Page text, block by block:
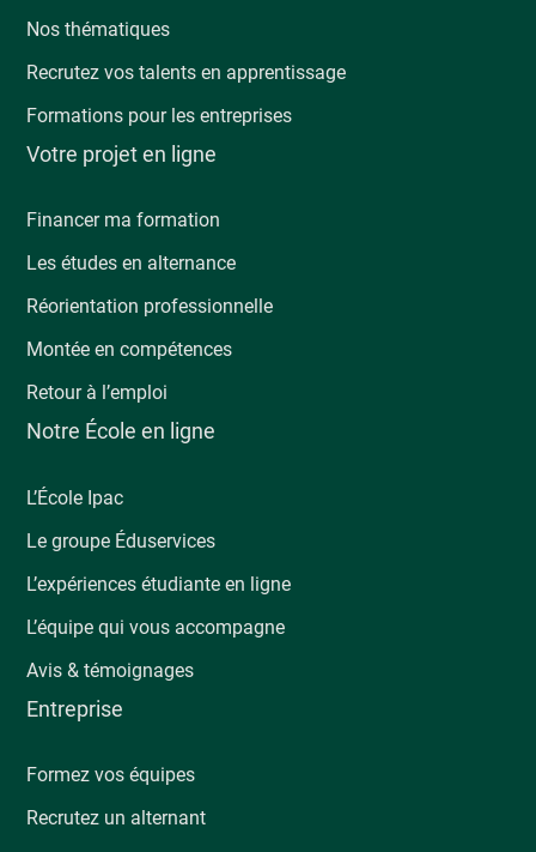
Nos thématiques
Recrutez vos talents en apprentissage
Formations pour les entreprises
Votre projet en ligne
Financer ma formation
Les études en alternance
Réorientation professionnelle
Montée en compétences
Retour à l’emploi
Notre École en ligne
L’École Ipac
Le groupe Éduservices
L’expériences étudiante en ligne
L’équipe qui vous accompagne
Avis & témoignages
Entreprise
Formez vos équipes
Recrutez un alternant